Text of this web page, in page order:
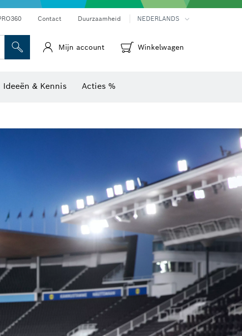
Contact Duurzaamheid NEDERLANDS
Mijn account Winkelwagen
Ideeën & Kennis Acties %